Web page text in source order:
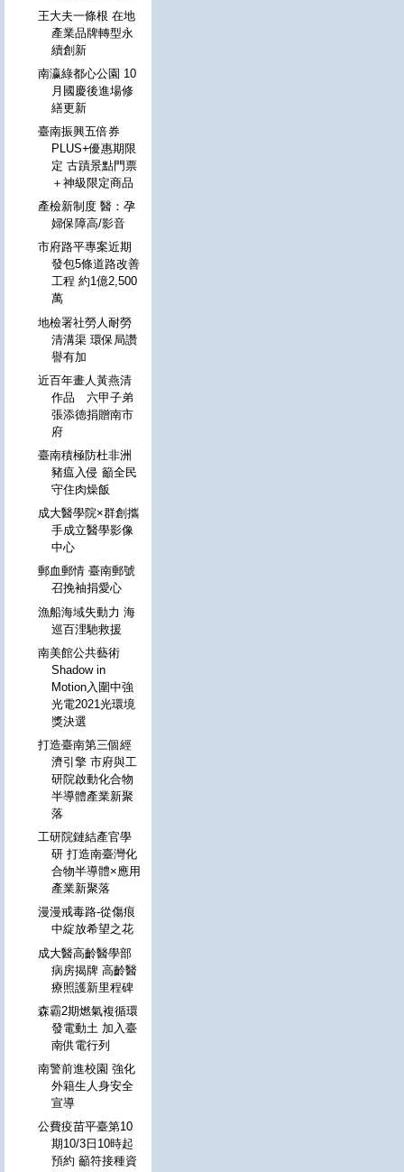
王大夫一條根 在地
產業品牌轉型永
續創新
南瀛綠都心公園 10
月國慶後進場修
繕更新
臺南振興五倍券
PLUS+優惠期限
定 古蹟景點門票
＋神級限定商品
產檢新制度 醫：孕
婦保障高/影音
市府路平專案近期
發包5條道路改善
工程 約1億2,500
萬
地檢署社勞人耐勞
清溝渠 環保局讚
譽有加
近百年畫人黃燕清
作品 六甲子弟
張添德捐贈南市
府
臺南積極防杜非洲
豬瘟入侵 籲全民
守住肉燥飯
成大醫學院×群創攜
手成立醫學影像
中心
郵血郵情 臺南郵號
召挽袖捐愛心
漁船海域失動力 海
巡百浬馳救援
南美館公共藝術
Shadow in
Motion入圍中強
光電2021光環境
獎決選
打造臺南第三個經
濟引擎 市府與工
研院啟動化合物
半導體產業新聚
落
工研院鏈結產官學
研 打造南臺灣化
合物半導體×應用
產業新聚落
漫漫戒毒路-從傷痕
中綻放希望之花
成大醫高齡醫學部
病房揭牌 高齡醫
療照護新里程碑
森霸2期燃氣複循環
發電動土 加入臺
南供電行列
南警前進校園 強化
外籍生人身安全
宣導
公費疫苗平臺第10
期10/3日10時起
預約 籲符接種資